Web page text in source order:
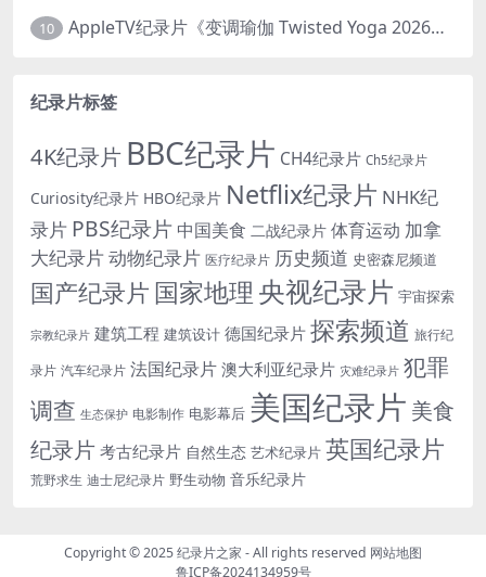
10 AppleTV纪录片《变调瑜伽 Twisted Yoga 2026》全3集 英语中英双字 无水印纯净版 1080P/MKV/10G 瑜伽大师背后的真相
纪录片标签
4K纪录片 BBC纪录片 CH4纪录片 Ch5纪录片
Curiosity纪录片 HBO纪录片 Netflix纪录片 NHK纪
录片 PBS纪录片 中国美食 二战纪录片 体育运动 加拿
大纪录片动物纪录片 医疗纪录片 历史频道 史密森尼频道
国产纪录片 国家地理 央视纪录片 宇宙探索
宗教纪录片 建筑工程 建筑设计 德国纪录片 探索频道 旅行纪
录片 汽车纪录片 法国纪录片 澳大利亚纪录片 灾难纪录片 犯罪
调查 生态保护 电影制作 电影幕后 美国纪录片 美食
纪录片考古纪录片 自然生态 艺术纪录片 英国纪录片
荒野求生 迪士尼纪录片 野生动物 音乐纪录片
Copyright © 2025纪录片之家 - All rights reserved 网站地图
鲁ICP备2024134959号